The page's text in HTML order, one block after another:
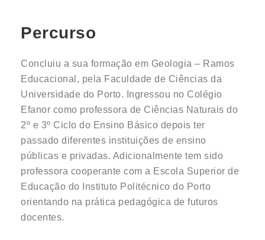
Percurso
Concluiu a sua formação em Geologia – Ramos
Educacional, pela Faculdade de Ciências da
Universidade do Porto. Ingressou no Colégio
Efanor como professora de Ciências Naturais do
2º e 3º Ciclo do Ensino Básico depois ter
passado diferentes instituições de ensino
públicas e privadas. Adicionalmente tem sido
professora cooperante com a Escola Superior de
Educação do Instituto Politécnico do Porto
orientando na prática pedagógica de futuros
docentes.